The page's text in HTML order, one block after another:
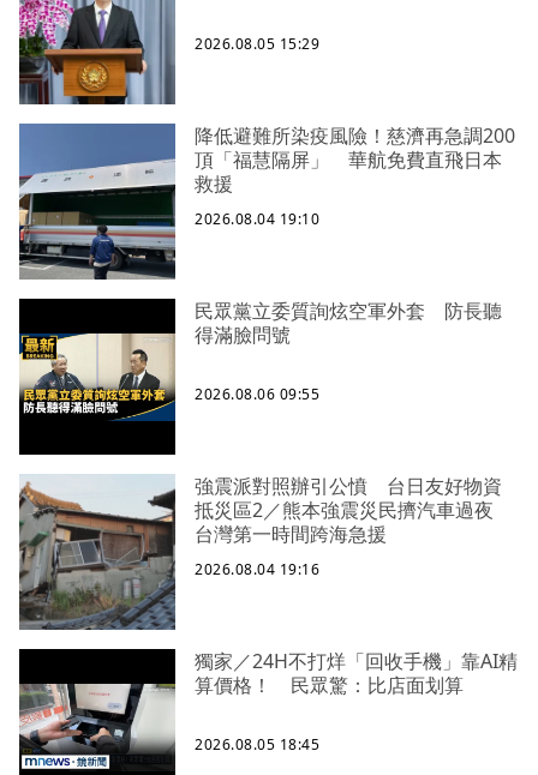
2026.08.05 15:29
降低避難所染疫風險！慈濟再急調200
頂「福慧隔屏」 華航免費直飛日本
救援
2026.08.04 19:10
民眾黨立委質詢炫空軍外套 防長聽
得滿臉問號
2026.08.06 09:55
強震派對照辦引公憤 台日友好物資
抵災區2／熊本強震災民擠汽車過夜
台灣第一時間跨海急援
2026.08.04 19:16
獨家／24H不打烊「回收手機」靠AI精
算價格！ 民眾驚：比店面划算
2026.08.05 18:45